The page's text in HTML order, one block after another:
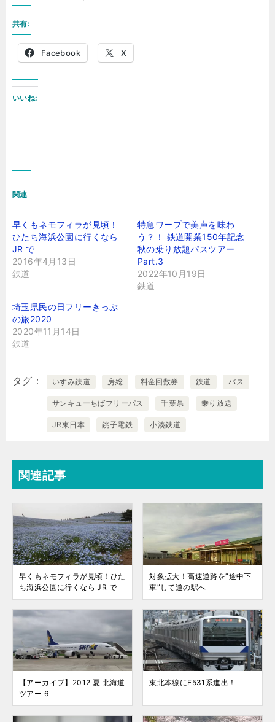
共有:
Facebook X
いいね:
関連
早くもネモフィラが見頃！
ひたち海浜公園に行くなら
JR で
2016年4月13日
鉄道
特急ワープで美声を味わ
う？！ 鉄道開業150年記念
秋の乗り放題パスツアー
Part.3
2022年10月19日
鉄道
埼玉県民の日フリーきっぷ
の旅2020
2020年11月14日
鉄道
タグ いすみ鉄道 房総 料金回数券 鉄道 バス
サンキューちばフリーパス 千葉県 乗り放題
JR東日本 銚子電鉄 小湊鉄道
関連記事
早くもネモフィラが見頃！ひた
ち海浜公園に行くなら JR で
対象拡大！高速道路を”途中下
車”して道の駅へ
【アーカイブ】2012 夏 北海道
ツアー 6
東北本線にE531系進出！